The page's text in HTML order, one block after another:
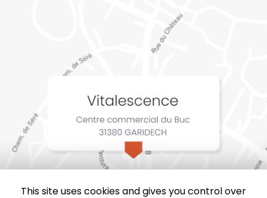
This site uses cookies and gives you control over